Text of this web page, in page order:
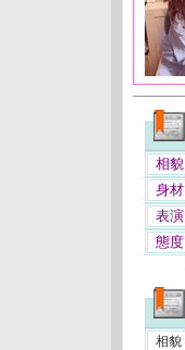
相貌
身材
表演
態度
相貌